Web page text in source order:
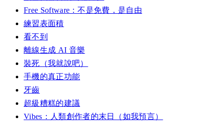
Free Software：不是免費，是自由
練習表面積
看不到
離線生成 AI 音樂
裝死（我就說吧）
手機的真正功能
牙齒
超級糟糕的建議
Vibes：人類創作者的末日（如我預言）